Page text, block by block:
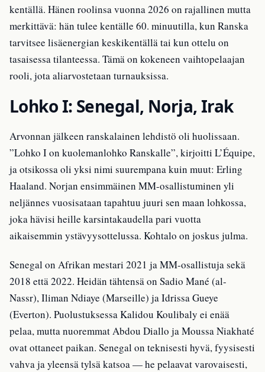
kentällä. Hänen roolinsa vuonna 2026 on rajallinen mutta
merkittävä: hän tulee kentälle 60. minuutilla, kun Ranska
tarvitsee lisäenergian keskikentällä tai kun ottelu on
tasaisessa tilanteessa. Tämä on kokeneen vaihtopelaajan
rooli, jota aliarvostetaan turnauksissa.
Lohko I: Senegal, Norja, Irak
Arvonnan jälkeen ranskalainen lehdistö oli huolissaan.
”Lohko I on kuolemanlohko Ranskalle”, kirjoitti L’Équipe,
ja otsikossa oli yksi nimi suurempana kuin muut: Erling
Haaland. Norjan ensimmäinen MM-osallistuminen yli
neljännes vuosisataan tapahtuu juuri sen maan lohkossa,
joka hävisi heille karsintakaudella pari vuotta
aikaisemmin ystävyysottelussa. Kohtalo on joskus julma.
Senegal on Afrikan mestari 2021 ja MM-osallistuja sekä
2018 että 2022. Heidän tähtensä on Sadio Mané (al-
Nassr), Iliman Ndiaye (Marseille) ja Idrissa Gueye
(Everton). Puolustuksessa Kalidou Koulibaly ei enää
pelaa, mutta nuoremmat Abdou Diallo ja Moussa Niakhaté
ovat ottaneet paikan. Senegal on teknisesti hyvä, fyysisesti
vahva ja yleensä tylsä katsoa — he pelaavat varovaisesti,